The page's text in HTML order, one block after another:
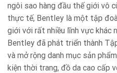
ngôi sao hàng đầu thế giới vô
thực tế, Bentley là một tập
giới với rất nhiều lĩnh vực khác
Bentley đã phát triển thành
và mở rộng danh mục sản
kiện thời trang, đồ da cao cấp